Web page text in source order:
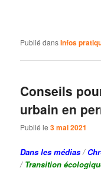
Publié dansInfos
Conseils
urbain en
Publié le3 mai 2021
Dans les médias /
/ Transition